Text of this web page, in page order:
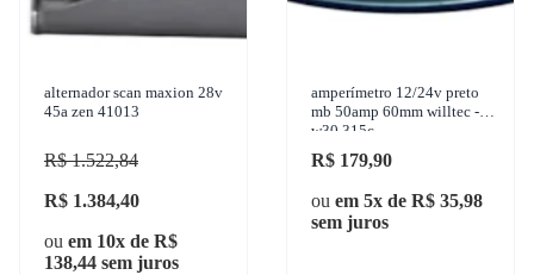
alternador scan maxion 28v
45a zen 41013
R$ 1.522,84
R$ 1.384,40
ou em 10x de R$
138,44 sem juros
amperímetro 12/24v preto
mb 50amp 60mm willtec -
w30.315c
R$ 179,90
ou em 5x de R$ 35,98
sem juros